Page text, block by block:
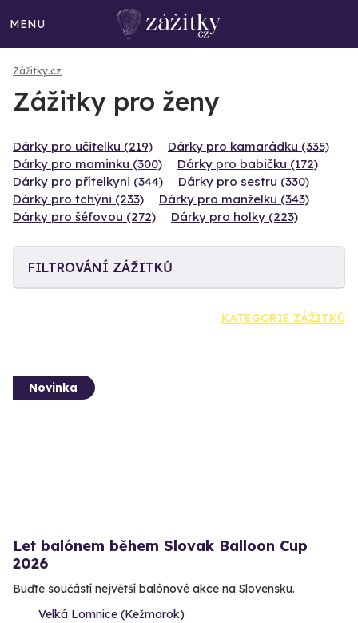
MENU
Zážitky.cz
Zážitky pro ženy
Dárky pro učitelku (219)
Dárky pro kamarádku (335)
Dárky pro maminku (300)
Dárky pro babičku (172)
Dárky pro přítelkyni (344)
Dárky pro sestru (330)
Dárky pro tchýni (233)
Dárky pro manželku (343)
Dárky pro šéfovou (272)
Dárky pro holky (223)
FILTROVÁNÍ ZÁŽITKŮ
KATEGORIE ZÁŽITKŮ
Novinka
Let balónem během Slovak Balloon Cup
2026
Buďte součástí největší balónové akce na Slovensku.
Velká Lomnice (Kežmarok)